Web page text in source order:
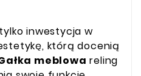
inwestycja w
którą docenią
meblowa reling